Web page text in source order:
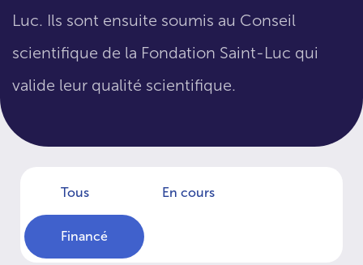
Luc. Ils sont ensuite soumis au Conseil
scientifique de la Fondation Saint-Luc qui
valide leur qualité scientifique.
Tous En cours
Financé